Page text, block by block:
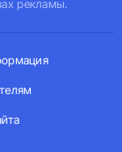
рекламы.